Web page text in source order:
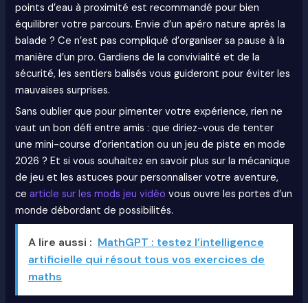
points d’eau à proximité est recommandé pour bien
équilibrer votre parcours. Envie d’un apéro nature après la
balade ? Ce n’est pas compliqué d’organiser sa pause à la
manière d’un pro. Gardiens de la convivialité et de la
sécurité, les sentiers balisés vous guideront pour éviter les
mauvaises surprises.
Sans oublier que pour pimenter votre expérience, rien ne
vaut un bon défi entre amis : que diriez-vous de tenter
une mini-course d’orientation ou un jeu de piste en mode
2026 ? Et si vous souhaitez en savoir plus sur la mécanique
de jeu et les astuces pour personnaliser votre aventure,
cearticle sur les mods jeu vidéo vous ouvre les portes d’un
monde débordant de possibilités.
A lire aussi : MathGPT : testez l’intelligence
artificielle qui résout tous vos exercices de
maths